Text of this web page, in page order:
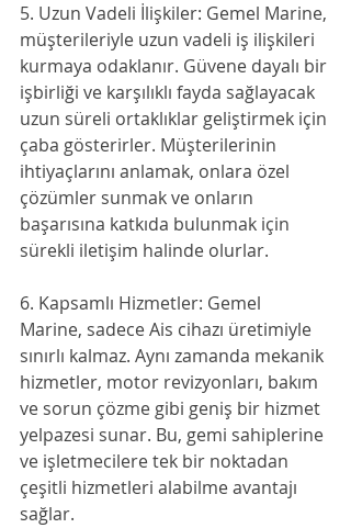
5. Uzun Vadeli İlişkiler: Gemel Marine,
müşterileriyle uzun vadeli iş ilişkileri
kurmaya odaklanır. Güvene dayalı bir
işbirliği ve karşılıklı fayda sağlayacak
uzun süreli ortaklıklar geliştirmek için
çaba gösterirler. Müşterilerinin
ihtiyaçlarını anlamak, onlara özel
çözümler sunmak ve onların
başarısına katkıda bulunmak için
sürekli iletişim halinde olurlar.
6. Kapsamlı Hizmetler: Gemel
Marine, sadece Ais cihazı üretimiyle
sınırlı kalmaz. Aynı zamanda mekanik
hizmetler, motor revizyonları, bakım
ve sorun çözme gibi geniş bir hizmet
yelpazesi sunar. Bu, gemi sahiplerine
ve işletmecilere tek bir noktadan
çeşitli hizmetleri alabilme avantajı
sağlar.